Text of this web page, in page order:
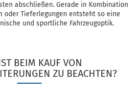
abschließen. Gerade in Kombination
oder Tieferlegungen entsteht so eine
und sportliche Fahrzeugoptik.
BEIM KAUF VON
ZU BEACHTEN?